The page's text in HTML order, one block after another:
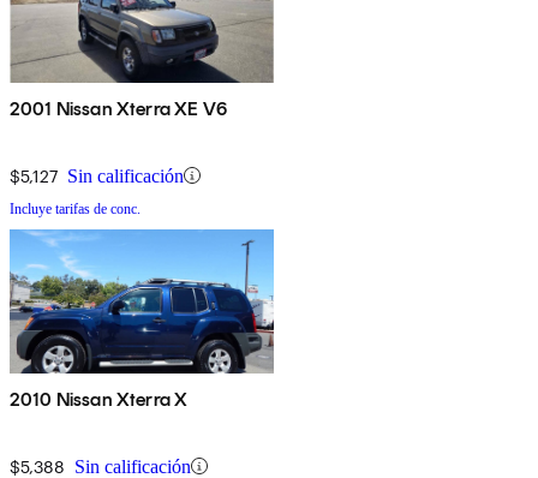
2001 Nissan Xterra XE V6
$5,127 Sin calificación
Incluye tarifas de conc.
2010 Nissan Xterra X
$5,388 Sin calificación